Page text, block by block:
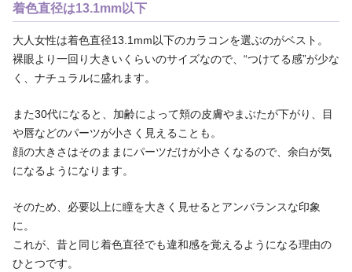
着色直径は13.1mm以下
大人女性は着色直径13.1mm以下のカラコンを選ぶのがベスト。
裸眼より一回り大きいくらいのサイズなので、“つけてる感”が少な
く、ナチュラルに盛れます。
また30代になると、加齢によって頬の皮膚やまぶたが下がり、目
や唇などのパーツが小さく見えることも。
顔の大きさはそのままにパーツだけが小さくなるので、余白が気
になるようになります。
そのため、必要以上に瞳を大きく見せるとアンバランスな印象
に。
これが、昔と同じ着色直径でも違和感を覚えるようになる理由の
ひとつです。